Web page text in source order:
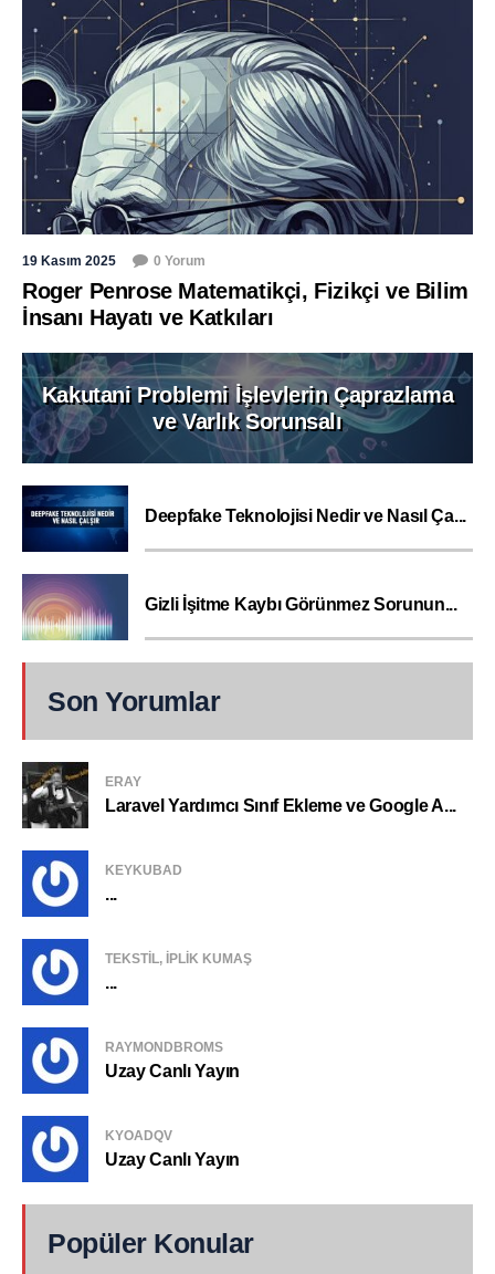
19 Kasım 2025 0 Yorum
Roger Penrose Matematikçi, Fizikçi ve Bilim
İnsanı Hayatı ve Katkıları
Kakutani Problemi İşlevlerin Çaprazlama
ve Varlık Sorunsalı
Deepfake Teknolojisi Nedir ve Nasıl Ça...
Gizli İşitme Kaybı Görünmez Sorunun...
Son Yorumlar
ERAY
Laravel Yardımcı Sınıf Ekleme ve Google A...
KEYKUBAD
...
TEKSTIL, IPLIK KUMAŞ
...
RAYMONDBROMS
Uzay Canlı Yayın
KYOADQV
Uzay Canlı Yayın
Popüler Konular